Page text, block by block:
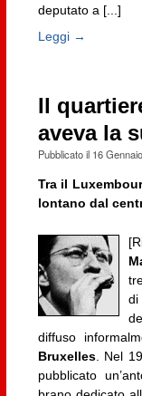
deputato a [...]
Leggi →
Il
aveva la
Pubblicato il 16
Tra il
lontano dal
di
diffuso
Bruxelles. Nel
pubblicato